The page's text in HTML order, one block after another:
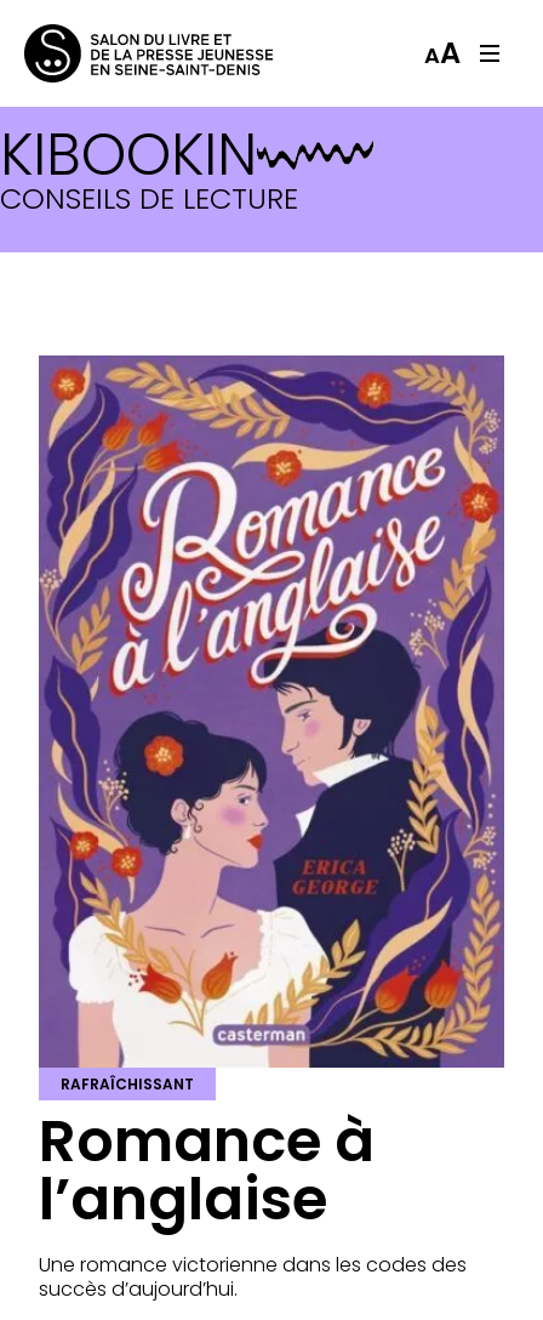
AA
KIBOOKIN
CONSEILS DE LECTURE
RAFRAÎCHISSANT
Romance à
l’anglaise
Une romance victorienne dans les codes des
succès d’aujourd’hui.